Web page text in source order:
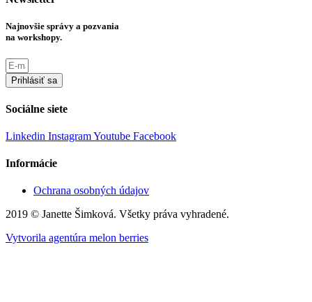
Najnovšie správy a pozvania
na workshopy.
Prihlásiť sa
Sociálne siete
Linkedin InstagramYoutube Facebook
Informácie
Ochrana osobných údajov
2019 © Janette Šimková. Všetky práva vyhradené.
Vytvorila agentúra melon berries